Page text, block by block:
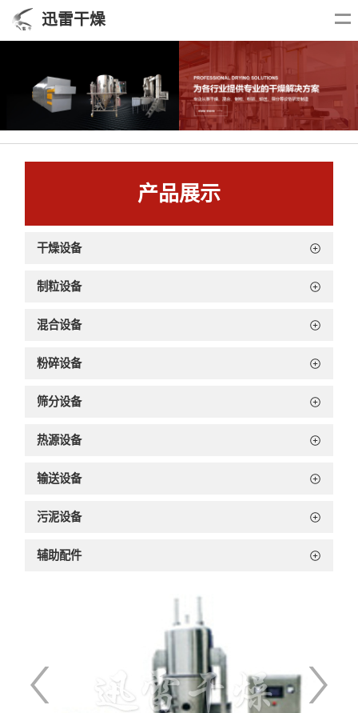
迅雷干燥
产品展示
干燥设备
制粒设备
混合设备
粉碎设备
筛分设备
热源设备
输送设备
污泥设备
辅助配件